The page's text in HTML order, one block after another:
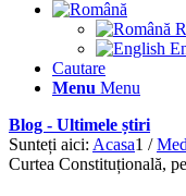
Cautare
Menu Menu
Blog - Ultimele știri
Sunteți aici: Acasa1 /
Curtea Constituțională,